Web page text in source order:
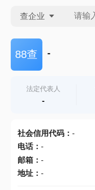
查企业
查企业
查产地
88查 -
法定代表人
-
社会信用代码： -
电话： -
邮箱： -
地址： -